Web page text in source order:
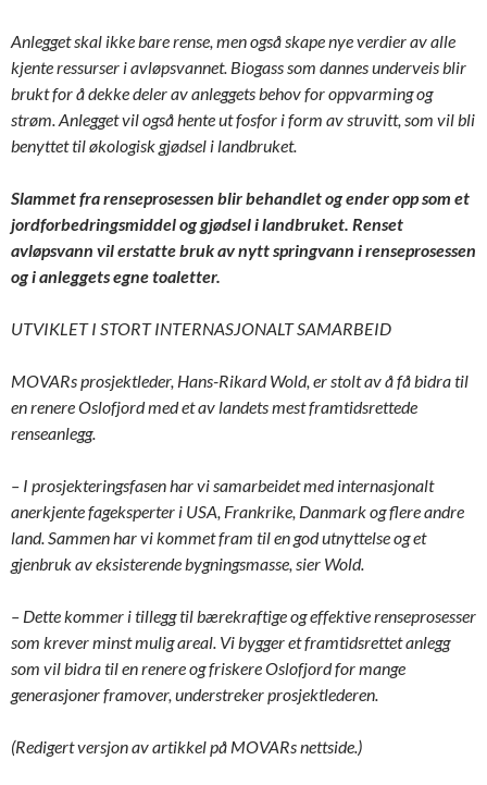
Anlegget skal ikke bare rense, men også skape nye verdier av alle
kjente ressurser i avløpsvannet. Biogass som dannes underveis blir
brukt for å dekke deler av anleggets behov for oppvarming og
strøm. Anlegget vil også hente ut fosfor i form av struvitt, som vil bli
benyttet til økologisk gjødsel i landbruket.
Slammet fra renseprosessen blir behandlet og ender opp som et
jordforbedringsmiddel og gjødsel i landbruket. Renset
avløpsvann vil erstatte bruk av nytt springvann i renseprosessen
og i anleggets egne toaletter.
UTVIKLET I STORT INTERNASJONALT SAMARBEID
MOVARs prosjektleder, Hans-Rikard Wold, er stolt av å få bidra til
en renere Oslofjord med et av landets mest framtidsrettede
renseanlegg.
– I prosjekteringsfasen har vi samarbeidet med internasjonalt
anerkjente fageksperter i USA, Frankrike, Danmark og flere andre
land. Sammen har vi kommet fram til en god utnyttelse og et
gjenbruk av eksisterende bygningsmasse, sier Wold.
– Dette kommer i tillegg til bærekraftige og effektive renseprosesser
som krever minst mulig areal. Vi bygger et framtidsrettet anlegg
som vil bidra til en renere og friskere Oslofjord for mange
generasjoner framover, understreker prosjektlederen.
(Redigert versjon av artikkel på MOVARs nettside.)